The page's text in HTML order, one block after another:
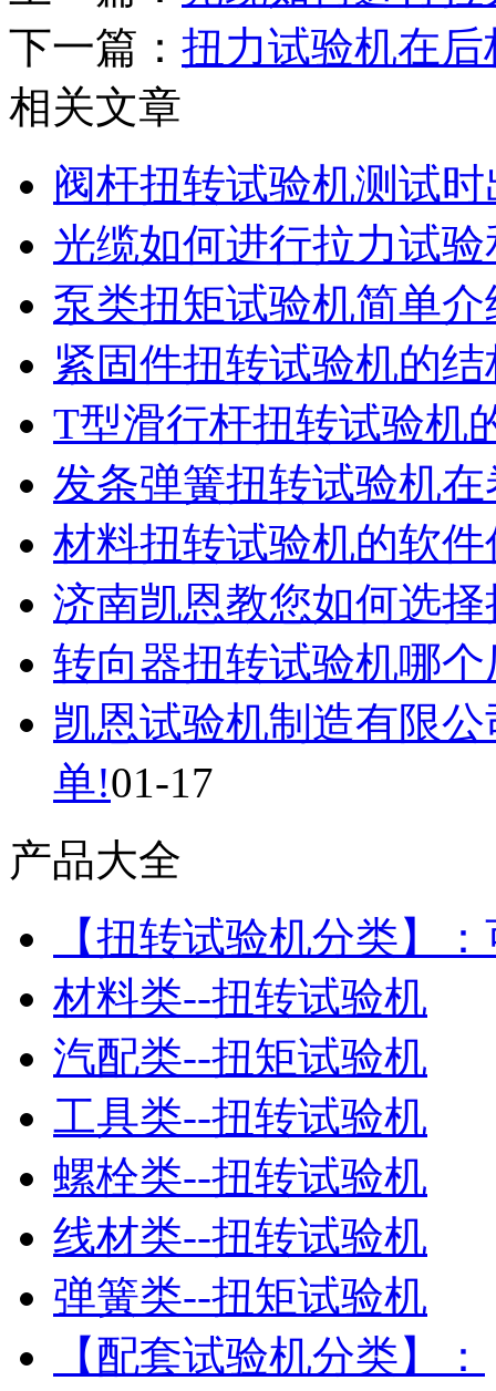
下一篇： 扭力试验机在
相关文章
阀杆扭转试验机测试
光缆如何进行拉力试
泵类扭矩试验机简单介
紧固件扭转试验机的结
T型滑行杆扭转试验机
发条弹簧扭转试验机
材料扭转试验机的软
济南凯恩教您如何选
转向器扭转试验机哪
凯恩试验机制造有限
单!01-17
产品大全
【扭转试验机分类】
材料类--扭转试验机
汽配类--扭矩试验机
工具类--扭转试验机
螺栓类--扭转试验机
线材类--扭转试验机
弹簧类--扭矩试验机
【配套试验机分类】：